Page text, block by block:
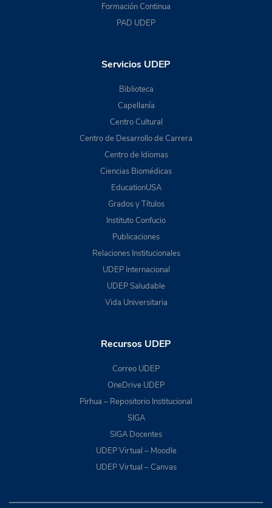
Formación Continua
PAD UDEP
Servicios UDEP
Biblioteca
Capellanía
Centro Cultural
Centro de Desarrollo de Carrera
Centro de Idiomas
Ciencias Biomédicas
EducationUSA
Grados y Títulos
Instituto Confucio
Publicaciones
Relaciones Institucionales
UDEP Internacional
UDEP Saludable
Vida Universitaria
Recursos UDEP
Correo UDEP
OneDrive UDEP
Pirhua – Repositorio Institucional
SIGA
SIGA Docentes
UDEP Virtual – Moodle
UDEP Virtual – Canvas